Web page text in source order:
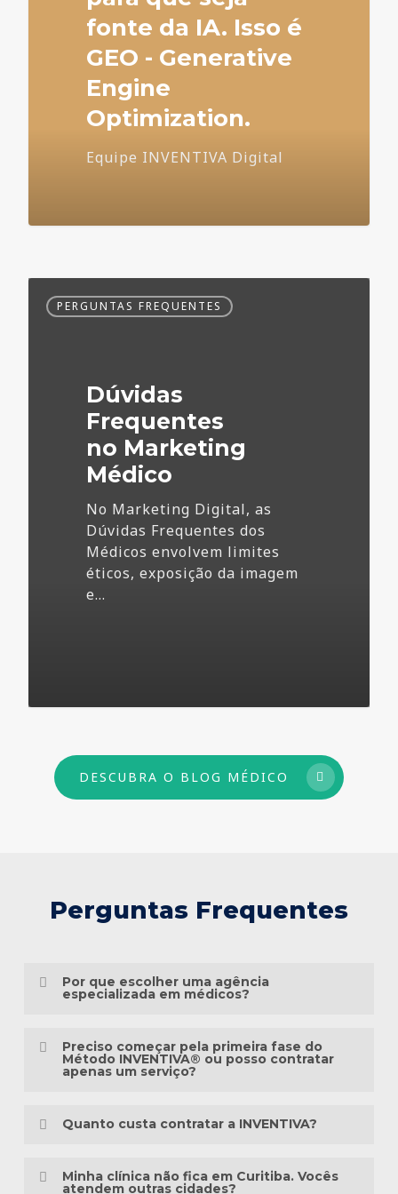
fonte da IA. Isso é
GEO - Generative
Engine
Optimization.
Equipe INVENTIVA Digital
Frequentes
PERGUNTAS FREQUENTES
Dúvidas
Frequentes
no Marketing
Médico
No Marketing Digital, as
Dúvidas Frequentes dos
Médicos envolvem limites
éticos, exposição da imagem
e…
DESCUBRA O BLOG MÉDICO
Perguntas Frequentes
Por que escolher uma agência
especializada em médicos?
mais do que conhecimento em publicidade.
paciente, as particularidades das
como as pessoas pesquisam sintomas,
Preciso começar pela primeira fase do
Método INVENTIVA® ou posso contratar
apenas um serviço?
diferente da sua presença digital. Algumas
Quanto custa contratar a INVENTIVA?
padronizados, porque cada clínica possui
Minha clínica não fica em Curitiba. Vocês
atendem outras cidades?